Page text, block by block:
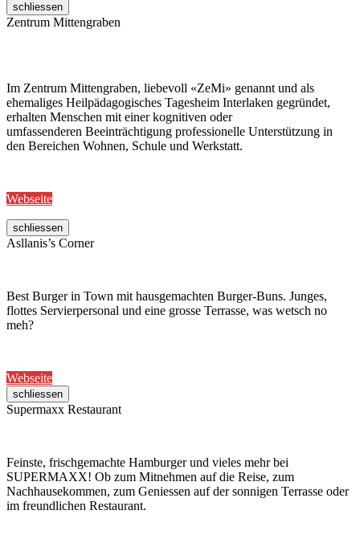
schliessen
Zentrum Mittengraben
Im Zentrum Mittengraben, liebevoll «ZeMi» genannt und als
ehemaliges Heilpädagogisches Tagesheim Interlaken gegründet,
erhalten Menschen mit einer kognitiven oder
umfassenderen Beeinträchtigung professionelle Unterstützung in
den Bereichen Wohnen, Schule und Werkstatt.
Webseite
schliessen
Asllanis’s Corner
Best Burger in Town mit hausgemachten Burger-Buns. Junges,
flottes Servierpersonal und eine grosse Terrasse, was wetsch no
meh?
Webseite
schliessen
Supermaxx Restaurant
Feinste, frischgemachte Hamburger und vieles mehr bei
SUPERMAXX! Ob zum Mitnehmen auf die Reise, zum
Nachhausekommen, zum Geniessen auf der sonnigen Terrasse oder
im freundlichen Restaurant.